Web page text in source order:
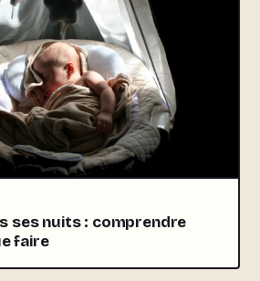
ses nuits : comprendre
faire